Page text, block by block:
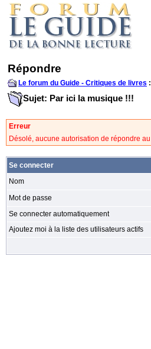
Répondre
Le forum du Guide - Critiques de livres :
Sujet: Par ici la musique !!!
Erreur
Désolé, aucune autorisation de répondre
Se connecter
Nom
Mot de passe
Se connecter automatiquement
Ajoutez moi à la liste des utilisateurs actifs